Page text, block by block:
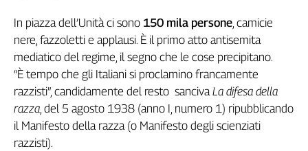
trasmissioni
Work
in
Progress
L'Italia
Lavoro
In piazza dell’Unità ci sono 150 mila persone, camicie
nere, fazzoletti e applausi. È il primo atto antisemita
mediatico del regime, il segno che le cose precipitano.
“È tempo che gli Italiani si proclamino francamente
razzisti”, candidamente del resto sancivaLa difesa della
razza, del 5 agosto 1938 (anno I, numero 1) ripubblicando
il Manifesto della razza (o Manifesto degli scienziati
razzisti).